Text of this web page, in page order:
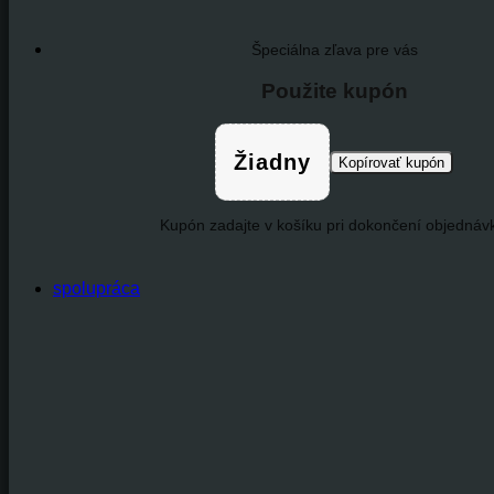
Špeciálna zľava pre vás
Použite kupón
Žiadny Kopírovať kupón
Kupón zadajte v košíku pri dokončení
spolupráca